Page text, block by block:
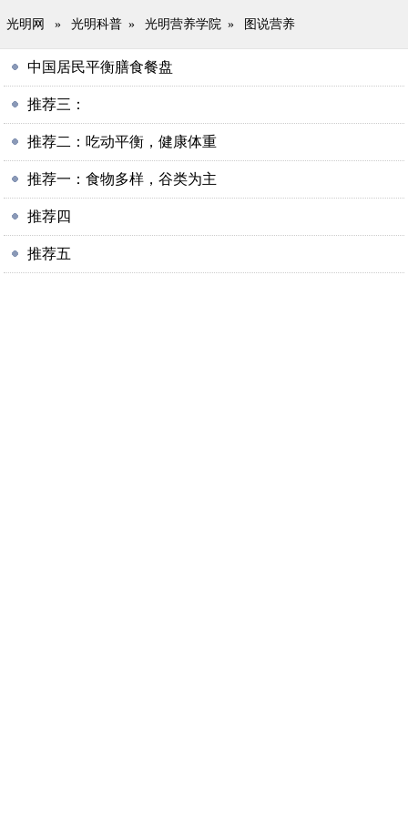
光明网 » 光明科普 » 光明营养学院 » 图说营养
中国居民平衡膳食餐盘
推荐三：
推荐二：吃动平衡，健康体重
推荐一：食物多样，谷类为主
推荐四
推荐五